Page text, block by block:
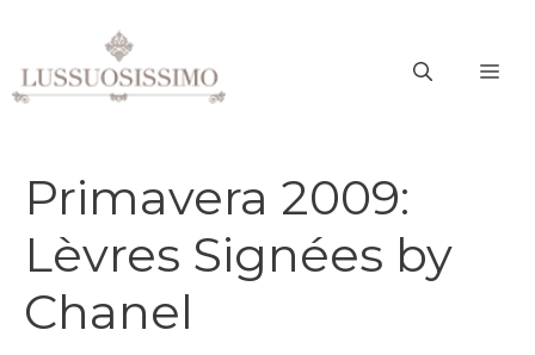
contenuto
Primavera 2009:
Lèvres Signées by
Chanel